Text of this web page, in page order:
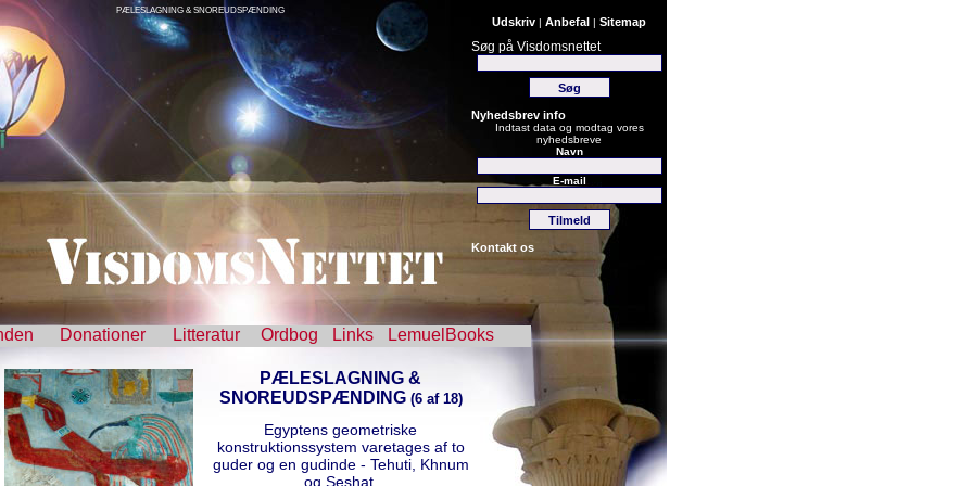
Udskriv | Anbefal | Sitemap
Søg på Visdomsnettet
Nyhedsbrev info
Indtast data og modtag vores
nyhedsbreve
Navn
E-mail
Kontakt os
PÆLESLAGNING & SNOREUDSPÆNDING
Donationer Litteratur Ordbog Links LemuelBooks
PÆLESLAGNING &
SNOREUDSPÆNDING (6 af 18)
Egyptens geometriske
konstruktionssystem varetages af to
guder og en gudinde - Tehuti, Khnum
og Seshat.